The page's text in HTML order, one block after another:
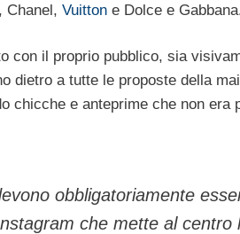
Chanel, Vuitton e Dolce e
con il proprio pubblico, sia
dietro a tutte le proposte della
chicche e anteprime che non era
obbligatoriamente
che mette al centro